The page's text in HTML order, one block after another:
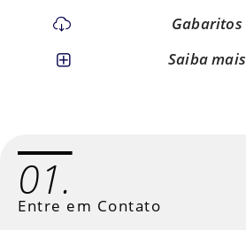
Gabaritos
Saiba mais
01.
Entre em Contato